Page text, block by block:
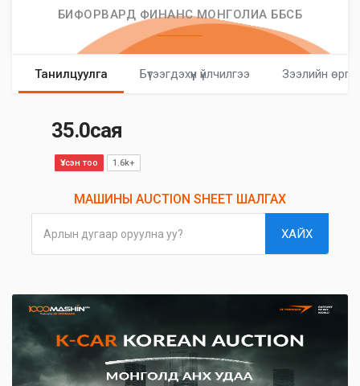
БИФОРВАРД ФИНАНС МОНГОЛИА ББСБ
Танилцуулга Бүтээгдэхүүн үйлчилгээ Зээлийн
35.0сая
Үзсэн тоо 1.6k+
МАШИНЫ AUCTION SHEET ШАЛГАХ
Арлын дугаар оруулна уу? ХАЙХ